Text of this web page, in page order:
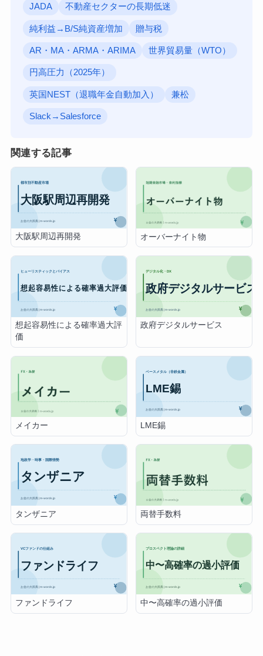
JADA 不動産セクターの長期低迷
純利益→B/S純資産増加 贈与税
AR・MA・ARMA・ARIMA 世界貿易量（WTO）
円高圧力（2025年）
英国NEST（退職年金自動加入） 兼松
Slack→Salesforce
関連する記事
大阪駅周辺再開発 オーバーナイト物
想起容易性による確率過大評
価
政府デジタルサービス
メイカー LME錫
タンザニア 両替手数料
ファンドライフ 中〜高確率の過小評価